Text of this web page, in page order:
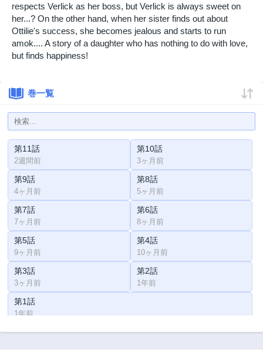
respects Verlick as her boss, but Verlick is always sweet on
her...? On the other hand, when her sister finds out about
Ottilie's success, she becomes jealous and starts to run
amok.... A story of a daughter who has nothing to do with love,
but finds happiness!
巻一覧
第11話
2週間前
第10話
3ヶ月前
第9話
4ヶ月前
第8話
5ヶ月前
第7話
7ヶ月前
第6話
8ヶ月前
第5話
9ヶ月前
第4話
10ヶ月前
第3話
3ヶ月前
第2話
1年前
第1話
1年前